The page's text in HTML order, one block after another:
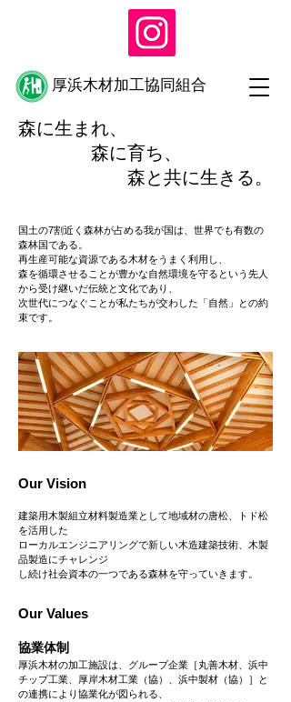
​厚浜木材加工協同組合
森に生まれ、
森に育ち、
​ 森と共に生きる。
国土の7割近く森林が占める我が国は、世界でも有数の
森林国である。
再生産可能な資源である木材をうまく利用し、
森を循環させることが豊かな自然環境を守るという先人
から受け継いだ伝統と文化であり、
次世代につなぐことが私たちが交わした「自然」との約
束です。
Our Vision
建築用木製組立材料製造業として地域材の唐松、
トド松
を活用した
ローカルエンジニアリングで新しい木造建築技術、 木製
品製造にチャレンジ
し続け社会資本の一つである森林を守っていきます。
Our Values
協業体制
厚浜木材の加工施設は、グループ企業［丸善木材、浜中
チップ工業、厚岸木材工業（協）、浜中製材（協）］と
の連携により協業化が図られる、